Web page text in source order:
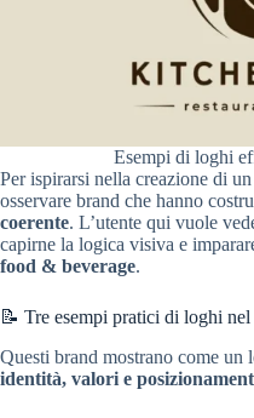
Esempi di loghi
Per ispirarsi nella creazione di un
osservare brand che hanno
coerente. L’utente qui vuole
capirne la logica visiva e
food & beverage.
📝 Tre esempi pratici di loghi nel
Questi brand mostrano come un
identità, valori e